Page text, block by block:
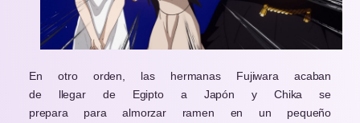
En otro orden, las hermanas Fujiwara acaban
de llegar de Egipto a Japón y Chika se
prepara para almorzar ramen en un pequeño